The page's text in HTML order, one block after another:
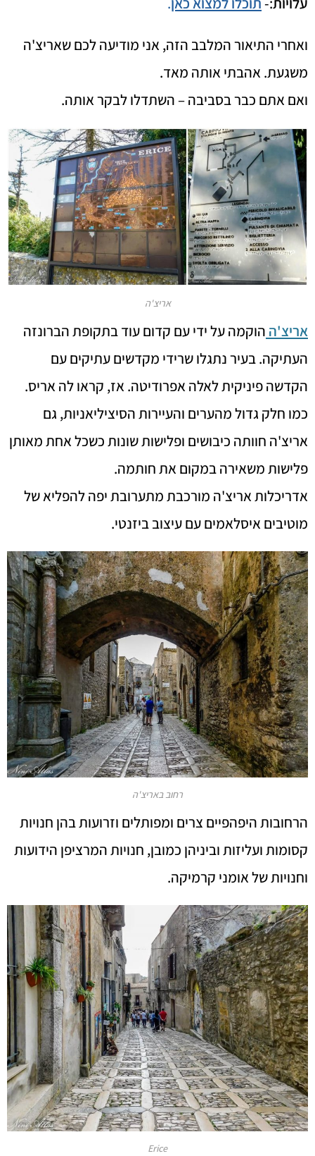
ואחרי התיאור המלבב הזה, אני מודיעה לכם שאריצ'ה
משגעת. אהבתי אותה מאד.
ואם אתם כבר בסביבה – השתדלו לבקר אותה.
אריצ'ה
אריצ'ה הוקמה על ידי עם קדום עוד בתקופת הברונזה
העתיקה. בעיר נתגלו שרידי מקדשים עתיקים עם
הקדשה פיניקית לאלה אפרודיטה. אז, קראו לה אריס.
כמו חלק גדול מהערים והעיירות הסיציליאניות, גם
אריצ'ה חוותה כיבושים ופלישות שונות כשכל אחת מאותן
פלישות משאירה במקום את חותמה.
אדריכלות אריצ'ה מורכבת מתערובת יפה להפליא של
מוטיבים איסלאמים עם עיצוב ביזנטי.
רחוב באריצ'ה
הרחובות היפהפיים צרים ומפותלים וזרועות בהן חנויות
קסומות ועליזות וביניהן כמובן, חנויות המרציפן הידועות
וחנויות של אומני קרמיקה.
Erice